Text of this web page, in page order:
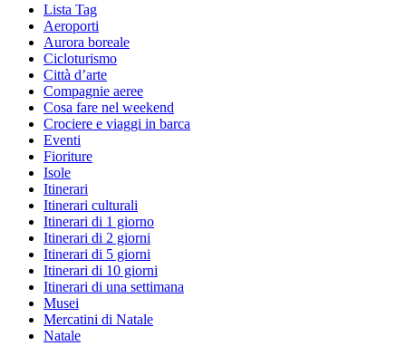
Lista Tag
Aeroporti
Aurora boreale
Cicloturismo
Città d’arte
Compagnie aeree
Cosa fare nel weekend
Crociere e viaggi in barca
Eventi
Fioriture
Isole
Itinerari
Itinerari culturali
Itinerari di 1 giorno
Itinerari di 2 giorni
Itinerari di 5 giorni
Itinerari di 10 giorni
Itinerari di una settimana
Musei
Mercatini di Natale
Natale